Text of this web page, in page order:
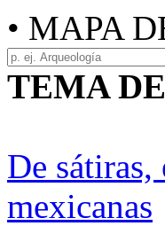
• MAPA
TEMA
De sátiras,
mexicanas